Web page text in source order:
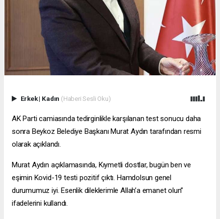
Erkek| Kadın (Haberi Sesli Oku)
AK Parti camiasında tedirginlikle karşılanan test sonucu daha
sonra Beykoz Belediye Başkanı Murat Aydın tarafından resmi
olarak açıklandı.
Murat Aydın açıklamasında, Kıymetli dostlar, bugün ben ve
eşimin Kovid-19 testi pozitif çıktı. Hamdolsun genel
durumumuz iyi. Esenlik dileklerimle Allah’a emanet olun”
ifadelerini kullandı.